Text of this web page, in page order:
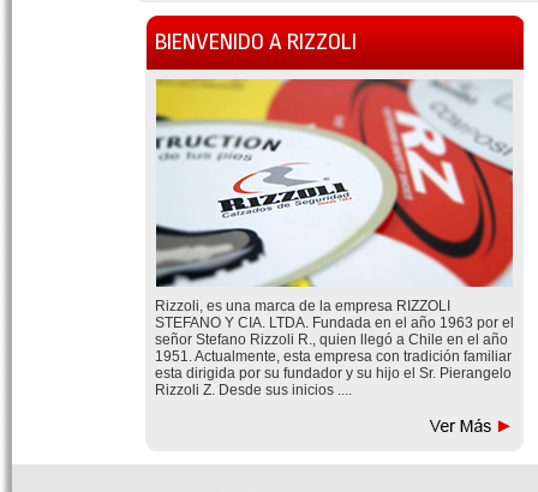
BIENVENIDO A RIZZOLI
Rizzoli, es una marca de la empresa RIZZOLI
STEFANO Y CIA. LTDA. Fundada en el año 1963 por el
señor Stefano Rizzoli R., quien llegó a Chile en el año
1951. Actualmente, esta empresa con tradición familiar
esta dirigida por su fundador y su hijo el Sr. Pierangelo
Rizzoli Z. Desde sus inicios ....